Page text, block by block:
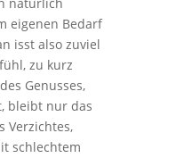
eigenen Bedarf
isst also zuviel
zu kurz
Genusses,
bleibt nur das
Verzichtes,
schlechtem